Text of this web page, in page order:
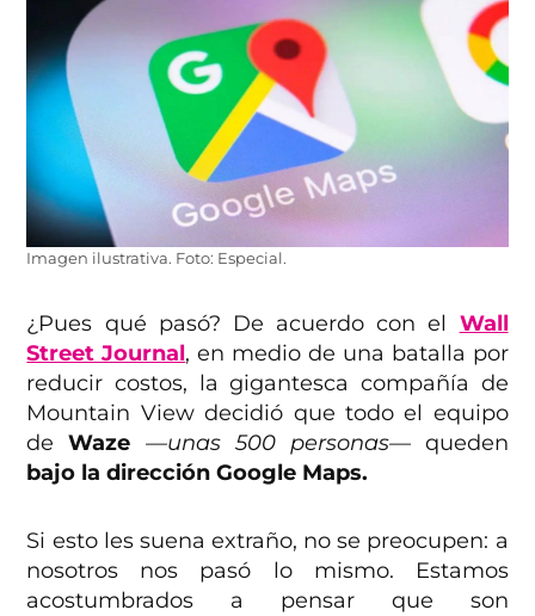
Imagen ilustrativa. Foto: Especial.
¿Pues qué pasó? De acuerdo con el Wall
Street Journal, en medio de una batalla por
reducir costos, la gigantesca compañía de
Mountain View decidió que todo el equipo
deWaze —unas 500 personas— queden
bajo la dirección Google Maps.
Si esto les suena extraño, no se preocupen: a
nosotros nos pasó lo mismo. Estamos
acostumbrados a pensar que son